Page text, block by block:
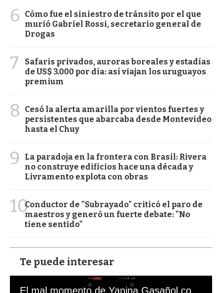
6
Cómo fue el siniestro de tránsito por el que
murió Gabriel Rossi, secretario general de
Drogas
7
Safaris privados, auroras boreales y estadías
de US$ 3.000 por día: así viajan los uruguayos
premium
8
Cesó la alerta amarilla por vientos fuertes y
persistentes que abarcaba desde Montevideo
hasta el Chuy
9
La paradoja en la frontera con Brasil: Rivera
no construye edificios hace una década y
Livramento explota con obras
10Conductor de "Subrayado" criticó el paro de
maestros y generó un fuerte debate: "No
tiene sentido"
Te puede interesar
El mal momento de Yanina Gasañol con un hincha argentino en "Subrayado"